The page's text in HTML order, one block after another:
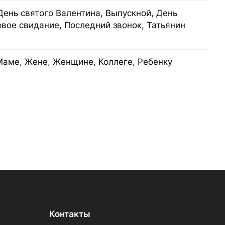
святого Валентина, Выпускной, День
свидание, Последний звонок, Татьянин
Жене, Женщине, Коллеге, Ребенку
Контакты